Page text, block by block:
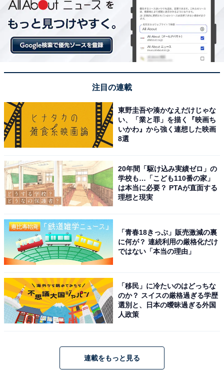
注目の連載
東野圭吾や湊かなえだけじゃな
い、「業と罪」を描く『映画ち
いかわ』から強く連想した映画
8選
20年間「駆け込み実績ゼロ」の
学校も…「こども110番の家」
は本当に必要？ PTAが直面する
理想と現実
「青春18きっぷ」販売激減の裏
に何が？ 連続利用の厳格化だけ
ではない「本当の理由」
「移民」に冷たいのはどっちな
のか？ スイスの厳格過ぎる学歴
選別と、日本の曖昧過ぎる外国
人政策
連載をもっと見る